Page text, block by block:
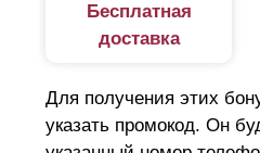
Бесплатная
доставка
Для получения этих
указать промокод. Он